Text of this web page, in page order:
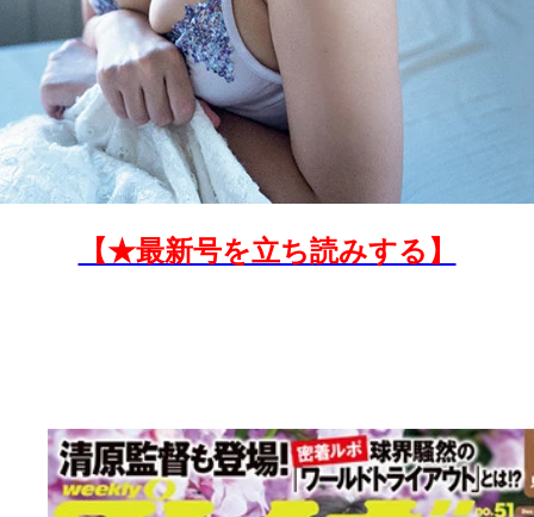
【★最新号を立ち読みする】